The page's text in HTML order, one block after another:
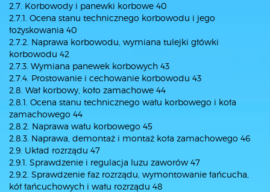
2.7. Korbowody i panewki korbowe 40
2.7.1. Ocena stanu technicznego korbowodu i jego
łożyskowania 40
2.7.2. Naprawa korbowodu, wymiana tulejki główki
korbowodu 42
2.7.3. Wymiana panewek korbowych 43
2.7.4. Prostowanie i cechowanie korbowodu 43
2.8. Wał korbowy, koło zamachowe 44
2.8.1. Ocena stanu technicznego wału korbowego i koła
zamachowego 44
2.8.2. Naprawa wału korbowego 45
2.8.3. Naprawa, demontaż i montaż koła zamachowego 46
2.9. Układ rozrządu 47
2.9.1. Sprawdzenie i regulacja luzu zaworów 47
2.9.2. Sprawdzenie faz rozrządu, wymontowanie łańcucha,
kół łańcuchowych i wału rozrządu 48